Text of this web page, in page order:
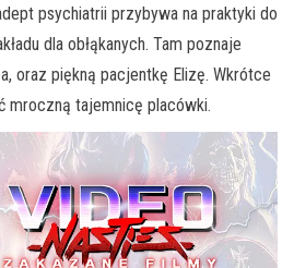
psychiatrii przybywa na praktyki do
dla obłąkanych. Tam poznaje
oraz piękną pacjentkę Elizę. Wkrótce
mroczną tajemnicę placówki.